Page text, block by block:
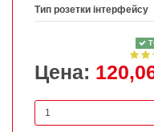
Тип розетки інтерфейсу
Цена: